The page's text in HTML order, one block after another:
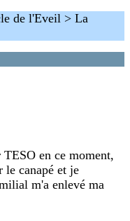
de l'Eveil > La
en ce moment,
le canapé et je
m'a enlevé ma